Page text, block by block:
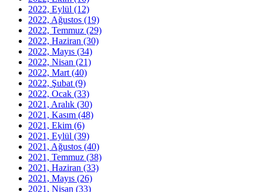
2022, Eylül (12)
2022, Ağustos (19)
2022, Temmuz (29)
2022, Haziran (30)
2022, Mayıs (34)
2022, Nisan (21)
2022, Mart (40)
2022, Şubat (9)
2022, Ocak (33)
2021, Aralık (30)
2021, Kasım (48)
2021, Ekim (6)
2021, Eylül (39)
2021, Ağustos (40)
2021, Temmuz (38)
2021, Haziran (33)
2021, Mayıs (26)
2021, Nisan (33)